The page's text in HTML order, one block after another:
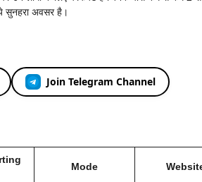
सुनहरा अवसर है।
Join Telegram Channel
Mode